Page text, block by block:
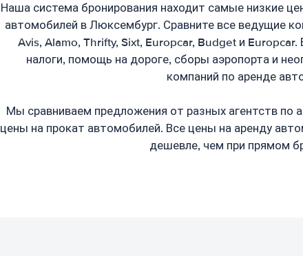
Наша система бронирования находит самые низкие
автомобилей в Люксембург. Сравните все ведущие
Avis, Alamo, Thrifty, Sixt, Europcar, Budget и
налоги, помощь на дороге, сборы аэропорта и
компаний по аренде
Мы сравниваем предложения от разных агентств по
цены на прокат автомобилей. Все цены на аренду
дешевле, чем при прямом